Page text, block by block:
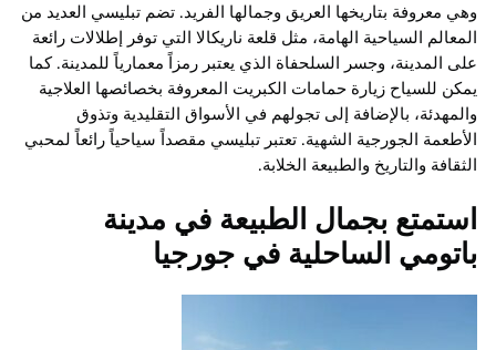
وهي معروفة بتاريخها العريق وجمالها الفريد. تضم تبليسي العديد من
المعالم السياحية الهامة، مثل قلعة ناريكالا التي توفر إطلالات رائعة
على المدينة، وجسر السلحفاة الذي يعتبر رمزاً معمارياً للمدينة. كما
يمكن للسياح زيارة حمامات الكبريت المعروفة بخصائصها العلاجية
والمهدئة، بالإضافة إلى تجولهم في الأسواق التقليدية وتذوق
الأطعمة الجورجية الشهية. تعتبر تبليسي مقصداً سياحياً رائعاً لمحبي
الثقافة والتاريخ والطبيعة الخلابة.
استمتع بجمال الطبيعة في مدينة
باتومي الساحلية في جورجيا